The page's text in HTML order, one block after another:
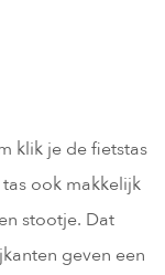
klik je de fietstas
ook makkelijk
stootje. Dat
geven een